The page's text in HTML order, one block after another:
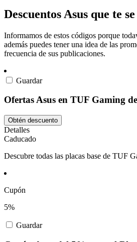
Descuentos Asus que te
Informamos de estos códigos porque
además puedes tener una idea de las
frecuencia de sus publicaciones.
Guardar
Ofertas Asus en TUF Gaming
Obtén descuento
Detalles
Caducado
Descubre todas las placas base de TUF
Cupón
5%
Guardar